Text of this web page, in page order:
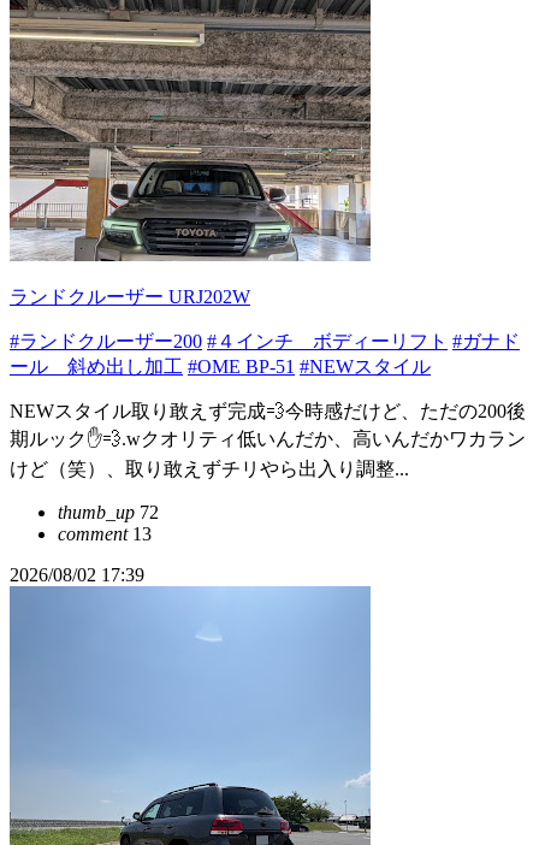
ランドクルーザー URJ202W
#ランドクルーザー200 #４インチ ボディーリフト #ガナド
ール 斜め出し加工 #OME BP-51 #NEWスタイル
NEWスタイル取り敢えず完成💨今時感だけど、ただの200後
期ルック✋💨.wクオリティ低いんだか、高いんだかワカラン
けど（笑）、取り敢えずチリやら出入り調整...
thumb_up 72
comment13
2026/08/02 17:39